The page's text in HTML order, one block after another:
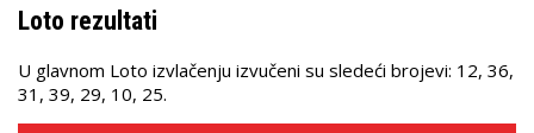
Loto rezultati
U glavnom Loto izvlačenju izvučeni su sledeći brojevi: 12, 36,
31, 39, 29, 10, 25.